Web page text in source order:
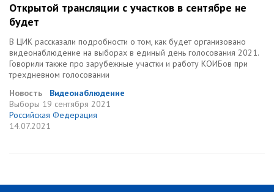
Открытой трансляции с участков в сентябре не
будет
В ЦИК рассказали подробности о том, как будет организовано
видеонаблюдение на выборах в единый день голосования 2021.
Говорили также про зарубежные участки и работу КОИБов при
трехдневном голосовании
Новость
Видеонаблюдение
Выборы 19 сентября 2021
Российская Федерация
14.07.2021